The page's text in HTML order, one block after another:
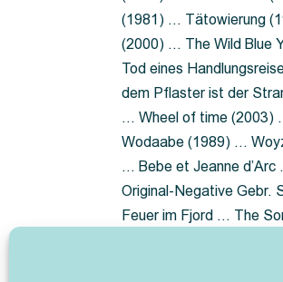
(1981) … Tätowierung
(2000) … The Wild Blue
Tod eines
dem Pflaster ist der
… Wheel of time (2003)
Wodaabe (1989) …
… Bebe et Jeanne
Original-Negative Gebr.
Feuer im Fjord … The